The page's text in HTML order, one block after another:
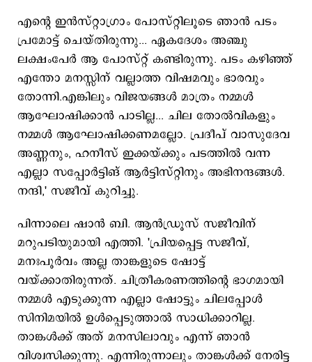
എന്റെ ഇൻസ്റ്റാഗ്രാം പോസ്റ്റിലൂടെ ഞാൻ പടം
പ്രമോട്ട് ചെയ്‌തിരുന്നു... ഏകദേശം അഞ്ചു
ലക്ഷംപേർ ആ പോസ്റ്റ്‌ കണ്ടിരുന്നു. പടം കഴിഞ്ഞ്
എന്തോ മനസ്സിന് വല്ലാത്ത വിഷമവും ഭാരവും
തോന്നി.എങ്കിലും വിജയങ്ങൾ മാത്രം നമ്മൾ
ആഘോഷിക്കാൻ പാടില്ല... ചില തോൽവികളും
നമ്മൾ ആഘോഷിക്കണമല്ലോ. പ്രദീപ് വാസുദേവ
അണ്ണനും, ഹനീസ് ഇക്കയ്ക്കും പടത്തിൽ വന്ന
എല്ലാ സപ്പോർട്ടിങ് ആർട്ടിസ്റ്റിനും അഭിനന്ദങ്ങൾ.
നന്ദി,' സജീവ് കുറിച്ചു.
പിന്നാലെ ഷാൻ ബി. ആൻഡ്രൂസ് സജീവിന്
മറുപടിയുമായി എത്തി. 'പ്രിയപ്പെട്ട സജീവ്,
മനഃപൂർവം അല്ല താങ്കളുടെ ഷോട്ട്
വയ്ക്കാതിരുന്നത്. ചിത്രീകരണത്തിന്റെ ഭാഗമായി
നമ്മൾ എടുക്കുന്ന എല്ലാ ഷോട്ടും ചിലപ്പോൾ
സിനിമയിൽ ഉൾപ്പെടുത്താൽ സാധിക്കാറില്ല.
താങ്കൾക്ക് അത് മനസിലാവും എന്ന് ഞാൻ
വിശ്വസിക്കുന്നു. എന്നിരുന്നാലും താങ്കൾക്ക് നേരിട്ട